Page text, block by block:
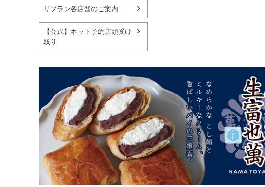
リブラン各店舗のご案内
【公式】ネット予約店頭受け
取り